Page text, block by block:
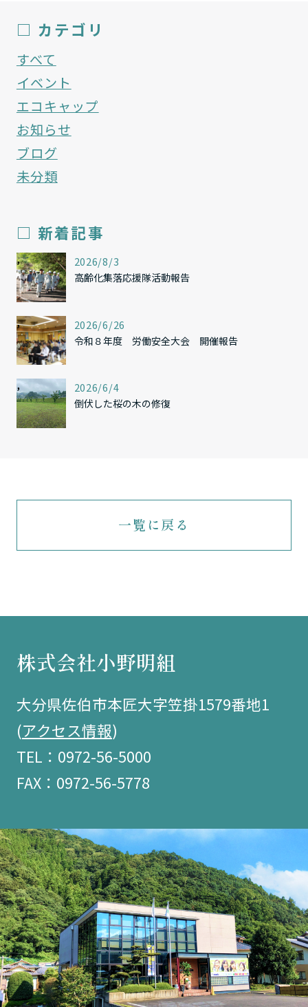
□ カテゴリ
すべて
イベント
エコキャップ
お知らせ
ブログ
未分類
□ 新着記事
, 2026/8/3
高齢化集落応援隊活動報告
, 2026/6/26
令和８年度 労働安全大会 開催報告
, 2026/6/4
倒伏した桜の木の修復
一覧に戻る
株式会社小野明組
大分県佐伯市本匠大字笠掛1579番地1
(アクセス情報)
TEL：0972-56-5000
FAX：0972-56-5778